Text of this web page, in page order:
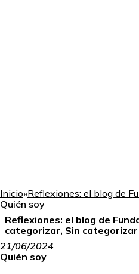
Inicio»Reflexiones: el blog de
Quién soy
Reflexiones: el blog de
categorizar, Sin categorizar
21/06/2024
Quién soy